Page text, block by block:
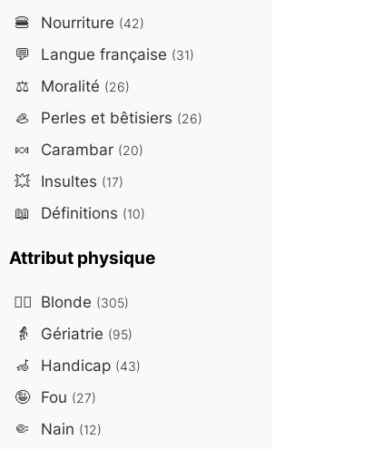
🍔 Nourriture (42)
💬 Langue française (31)
⚖️ Moralité (26)
🦪 Perles et bêtisiers (26)
🍬 Carambar (20)
💥 Insultes (17)
📖 Définitions (10)
Attribut physique
👱‍♀️ Blonde (305)
👵 Gériatrie (95)
🦽 Handicap (43)
🤪 Fou (27)
🤏 Nain (12)